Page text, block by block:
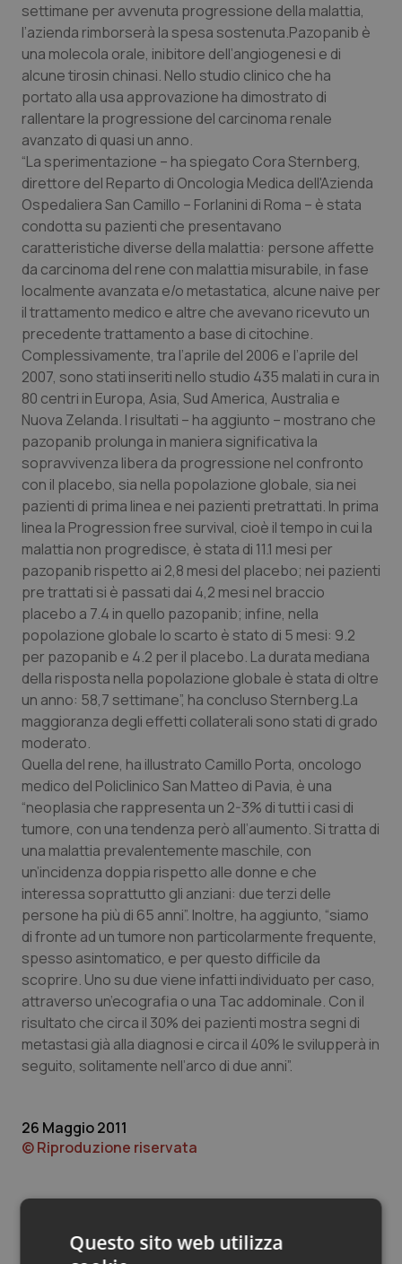
Basilicata
Calabria
Campania
Emilia-Romagna
Friuli Venezia Giulia
Lazio
Liguria
Lombardia
Marche
Molise
Piemonte
Provincia Autonoma di Bolzano
Provincia Autonoma di Trento
Puglia
Sardegna
Sicilia
Toscana
Umbria
Valle D’Aosta
Veneto
Artrite & artrosi
Asma & BPCO
Car-T
Colesterolo & coronaropatie
Dermatite Atopica
Diabete & glucometri
Disturbi dell’umore
Dolore
Donna & Salute
Epatiti
HIV
Infezioni & Febbre
Ipertensione & Scompenso
Malattie rare
Malattia di Crohn & Rettocolite Ulcerosa
Neuroscienze & patologie neurodegenerative
Obesità
Oftalmologia
Oncodermatologia
Oncoematologia
Oncologia & Nutrizione
Psoriasi & pelle
Quotidiano Cardiologia
Quotidiano Oncologia
Rene & patologie urogenitali
QS Club Newsletter
settimane per avvenuta progressione della malattia,
l’azienda rimborserà la spesa sostenuta.Pazopanib è
una molecola orale, inibitore dell’angiogenesi e di
alcune tirosin chinasi. Nello studio clinico che ha
portato alla usa approvazione ha dimostrato di
rallentare la progressione del carcinoma renale
avanzato di quasi un anno.
“La sperimentazione – ha spiegato Cora Sternberg,
direttore del Reparto di Oncologia Medica dell'Azienda
Ospedaliera San Camillo – Forlanini di Roma – è stata
condotta su pazienti che presentavano
caratteristiche diverse della malattia: persone affette
da carcinoma del rene con malattia misurabile, in fase
localmente avanzata e/o metastatica, alcune naive per
il trattamento medico e altre che avevano ricevuto un
precedente trattamento a base di citochine.
Complessivamente, tra l’aprile del 2006 e l’aprile del
2007, sono stati inseriti nello studio 435 malati in cura in
80 centri in Europa, Asia, Sud America, Australia e
Nuova Zelanda. I risultati – ha aggiunto – mostrano che
pazopanib prolunga in maniera significativa la
sopravvivenza libera da progressione nel confronto
con il placebo, sia nella popolazione globale, sia nei
pazienti di prima linea e nei pazienti pretrattati. In prima
linea la Progression free survival, cioè il tempo in cui la
malattia non progredisce, è stata di 11.1 mesi per
pazopanib rispetto ai 2,8 mesi del placebo; nei pazienti
pre trattati si è passati dai 4,2 mesi nel braccio
placebo a 7.4 in quello pazopanib; infine, nella
popolazione globale lo scarto è stato di 5 mesi: 9.2
per pazopanib e 4.2 per il placebo. La durata mediana
della risposta nella popolazione globale è stata di oltre
un anno: 58,7 settimane”, ha concluso Sternberg.La
maggioranza degli effetti collaterali sono stati di grado
moderato.
Quella del rene, ha illustrato Camillo Porta, oncologo
medico del Policlinico San Matteo di Pavia, è una
“neoplasia che rappresenta un 2-3% di tutti i casi di
tumore, con una tendenza però all’aumento. Si tratta di
una malattia prevalentemente maschile, con
un’incidenza doppia rispetto alle donne e che
interessa soprattutto gli anziani: due terzi delle
persone ha più di 65 anni”. Inoltre, ha aggiunto, “siamo
di fronte ad un tumore non particolarmente frequente,
spesso asintomatico, e per questo difficile da
scoprire. Uno su due viene infatti individuato per caso,
attraverso un’ecografia o una Tac addominale. Con il
risultato che circa il 30% dei pazienti mostra segni di
metastasi già alla diagnosi e circa il 40% le svilupperà in
seguito, solitamente nell’arco di due anni”.
26 Maggio 2011
© Riproduzione riservata
Questo sito web utilizza